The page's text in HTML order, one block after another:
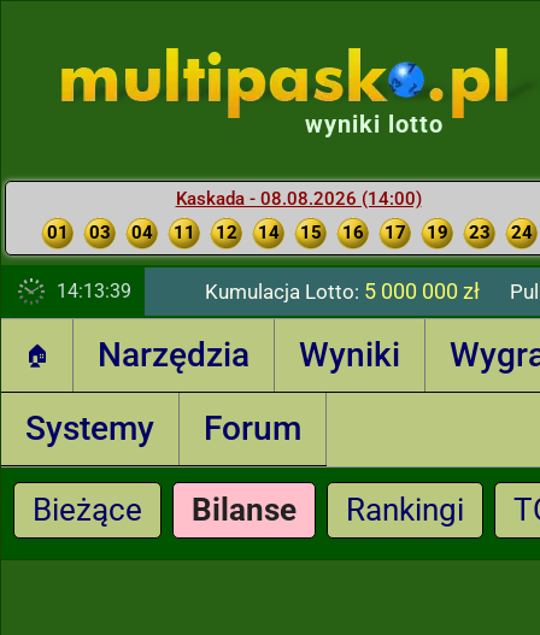
wyniki lotto
Kaskada - 08.08.2026 (14:00)
01
03 04 11 12 14 15 16 17 19 23 24
14:13:40 Kumulacja Lotto: 5 000 000 zł
🏠 Narzędzia Wyniki
Systemy
Forum
Bieżące Bilanse Rankingi